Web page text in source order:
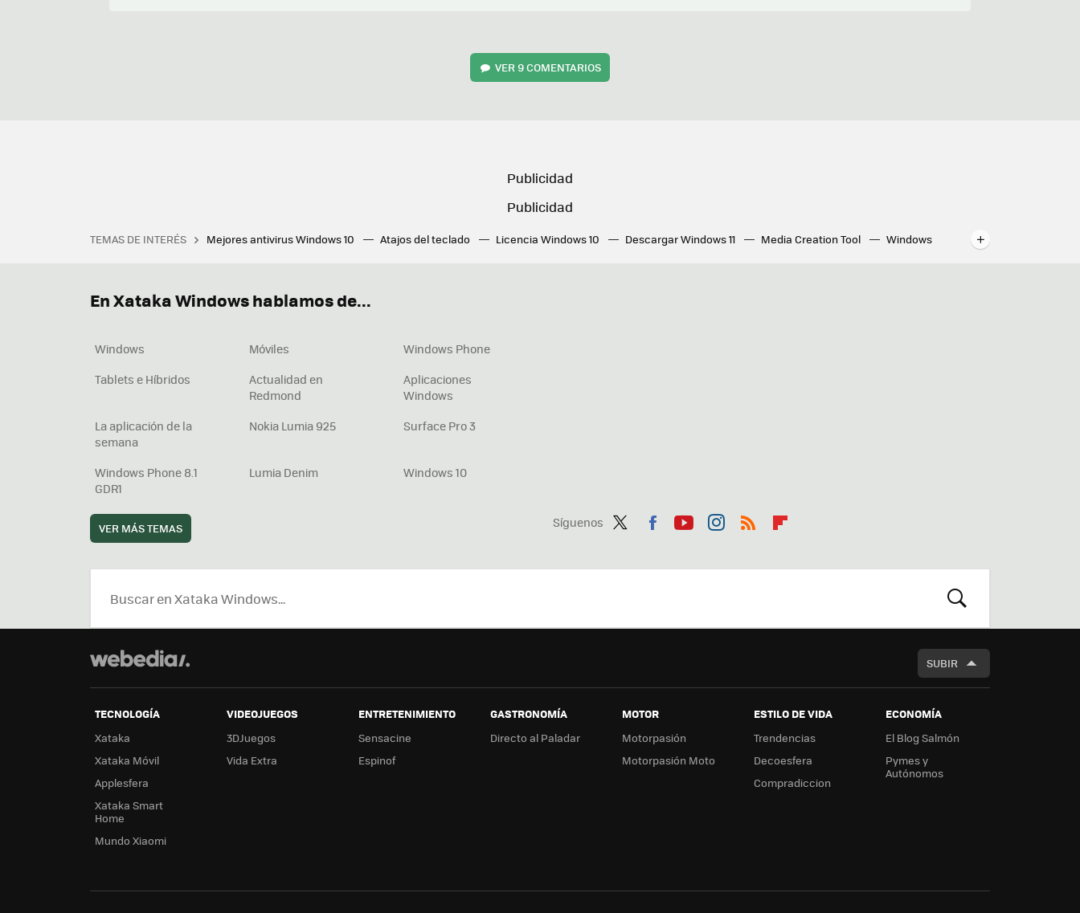
VER 9 COMENTARIOS
TEMAS DE INTERÉS Mejores antivirus Windows 10 Atajos del teclado Licencia Windows 10 Descargar Windows 11 Media Creation Tool
Windows
Síguenos
ter
ebo tub agr
boa
En Xataka Windows hablamos de...
Windows Móviles
Windows Phone
Tablets e Híbridos
Actualidad en
Redmond
Aplicaciones
Windows
La aplicación de la
semana
Nokia Lumia 925 Surface Pro 3
Windows Phone 8.1
GDR1
Lumia Denim Windows 10
VER MÁS TEMAS
BUSCAR
SUBIR
TECNOLOGÍA
Xataka
Xataka Móvil
Applesfera
Xataka Smart
Home
Mundo Xiaomi
VIDEOJUEGOS
3DJuegos
Vida Extra
ENTRETENIMIENTO
Sensacine
Espinof
GASTRONOMÍA
Directo al Paladar
MOTOR
Motorpasión
Motorpasión Moto
ESTILO DE VIDA
Trendencias
Decoesfera
Compradiccion
ECONOMÍA
El Blog Salmón
Pymes y
Autónomos